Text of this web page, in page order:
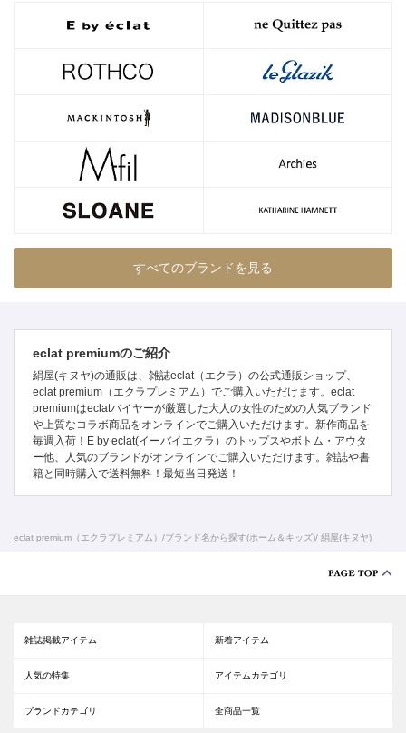
すべてのブランドを見る
eclat premiumのご紹介
絹屋(キヌヤ)の通販は、雑誌eclat（エクラ）の公式通販ショップ、
eclat premium（エクラプレミアム）でご購入いただけます。eclat
premiumはeclatバイヤーが厳選した大人の女性のための人気ブランド
や上質なコラボ商品をオンラインでご購入いただけます。新作商品を
毎週入荷！E by eclat(イーバイエクラ）のトップスやボトム・アウタ
ー他、人気のブランドがオンラインでご購入いただけます。雑誌や書
籍と同時購入で送料無料！最短当日発送！
eclat premium（エクラプレミアム） /ブランド名から探す(ホーム＆キッズ)/ 絹屋(キヌヤ)
雑誌掲載アイテム 新着アイテム
人気の特集 アイテムカテゴリ
ブランドカテゴリ 全商品一覧